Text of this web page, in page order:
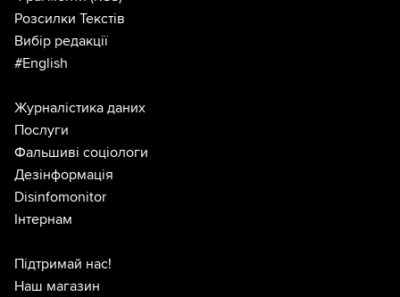
Розсилки Текстів
Вибір редакції
#English
Журналістика даних
Послуги
Фальшиві соціологи
Дезінформація
Disinfomonitor
Інтернам
Підтримай нас!
Наш магазин